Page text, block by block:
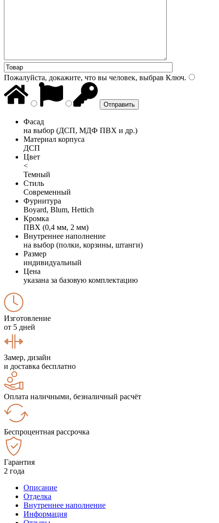
Пожалуйста, докажите, что вы человек, выбрав Ключ.
Фасад
на выбор (ДСП, МДФ ПВХ и др.)
Материал корпуса
ДСП
Цвет
<
Темный
Стиль
Современный
Фурнитура
Boyard, Blum, Hettich
Кромка
ПВХ (0,4 мм, 2 мм)
Внутреннее наполнение
на выбор (полки, корзины, штанги)
Размер
индивидуальный
Цена
указана за базовую комплектацию
Изготовление
от 5 дней
Замер, дизайн
и доставка бесплатно
Оплата наличными, безналичный расчёт
Беспроцентная рассрочка
Гарантия
2 года
Описание
Отделка
Внутреннее наполнение
Информация